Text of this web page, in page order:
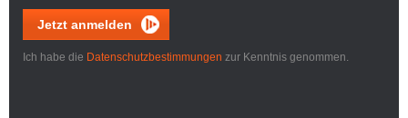
Jetzt anmelden
Ich habe die Datenschutzbestimmungen zur Kenntnis genommen.